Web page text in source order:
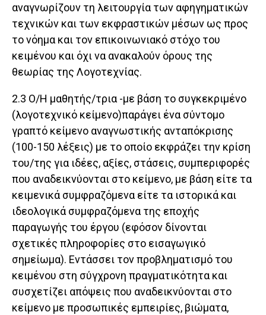
αναγνωρίζουν τη λειτουργία των αφηγηματικών
τεχνικών και των εκφραστικών μέσων ως προς
το νόημα και τον επικοινωνιακό στόχο του
κειμένου και όχι να ανακαλούν όρους της
θεωρίας της Λογοτεχνίας.
2.3 Ο/Η μαθητής/τρια -με βάση το συγκεκριμένο
(λογοτεχνικό κείμενο)παράγει ένα σύντομο
γραπτό κείμενο αναγνωστικής ανταπόκρισης
(100-150 λέξεις) με το οποίο εκφράζει την κρίση
του/της για ιδέες, αξίες, στάσεις, συμπεριφορές
που αναδεικνύονται στο κείμενο, με βάση είτε τα
κειμενικά συμφραζόμενα είτε τα ιστορικά και
ιδεολογικά συμφραζόμενα της εποχής
παραγωγής του έργου (εφόσον δίνονται
σχετικές πληροφορίες στο εισαγωγικό
σημείωμα). Εντάσσει τον προβληματισμό του
κειμένου στη σύγχρονη πραγματικότητα και
συσχετίζει απόψεις που αναδεικνύονται στο
κείμενο με προσωπικές εμπειρίες, βιώματα,